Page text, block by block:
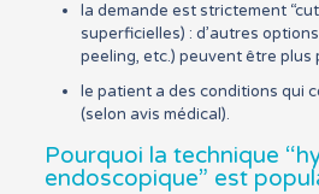
la demande est strictement
superficielles) : d’autres
peeling, etc.) peuvent être plus
le patient a des conditions qui
(selon avis médical).
Pourquoi la technique
endoscopique” est